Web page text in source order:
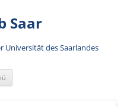
Saar
des Saarlandes